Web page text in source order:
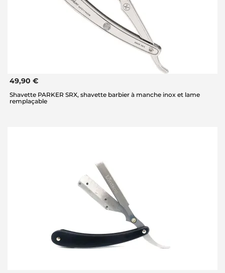
49,90 €
Shavette PARKER SRX, shavette barbier à manche inox et lame
remplaçable